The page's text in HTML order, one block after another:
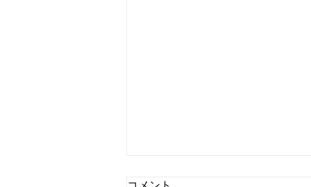
CM曲のミキシング・マスタ